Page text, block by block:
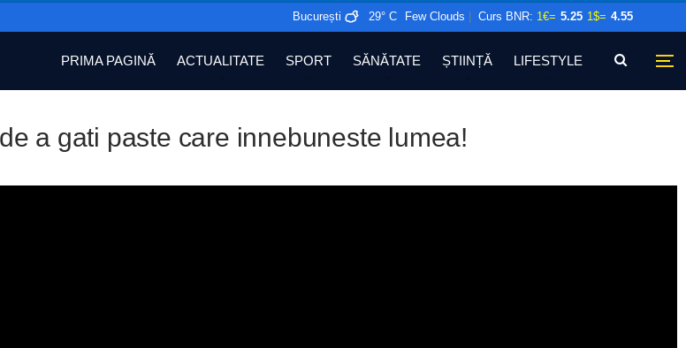
București 29° C Few Clouds |Curs BNR: 1€= 5.25 1$= 4.55
PRIMA PAGINĂ ACTUALITATE SPORT SĂNĂTATE ȘTIINȚĂ LIFESTYLE
a gati paste care innebuneste lumea!